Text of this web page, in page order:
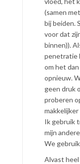
(samen
bij beiden.
voor dat
binnen)).
penetratie
om het dan
opnieuw.
geen druk
proberen
Ik gebruik
mijn
We
Alvast